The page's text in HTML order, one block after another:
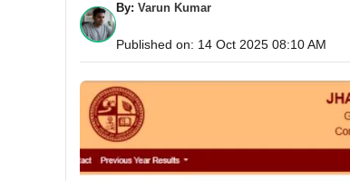
By: Varun Kumar
Published on: 14 Oct 2025 08:10 AM